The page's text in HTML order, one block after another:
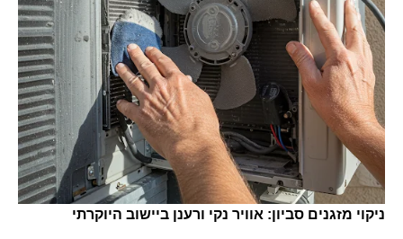
ניקוי מזגנים סביון: אוויר נקי ורענן ביישוב היוקרתי